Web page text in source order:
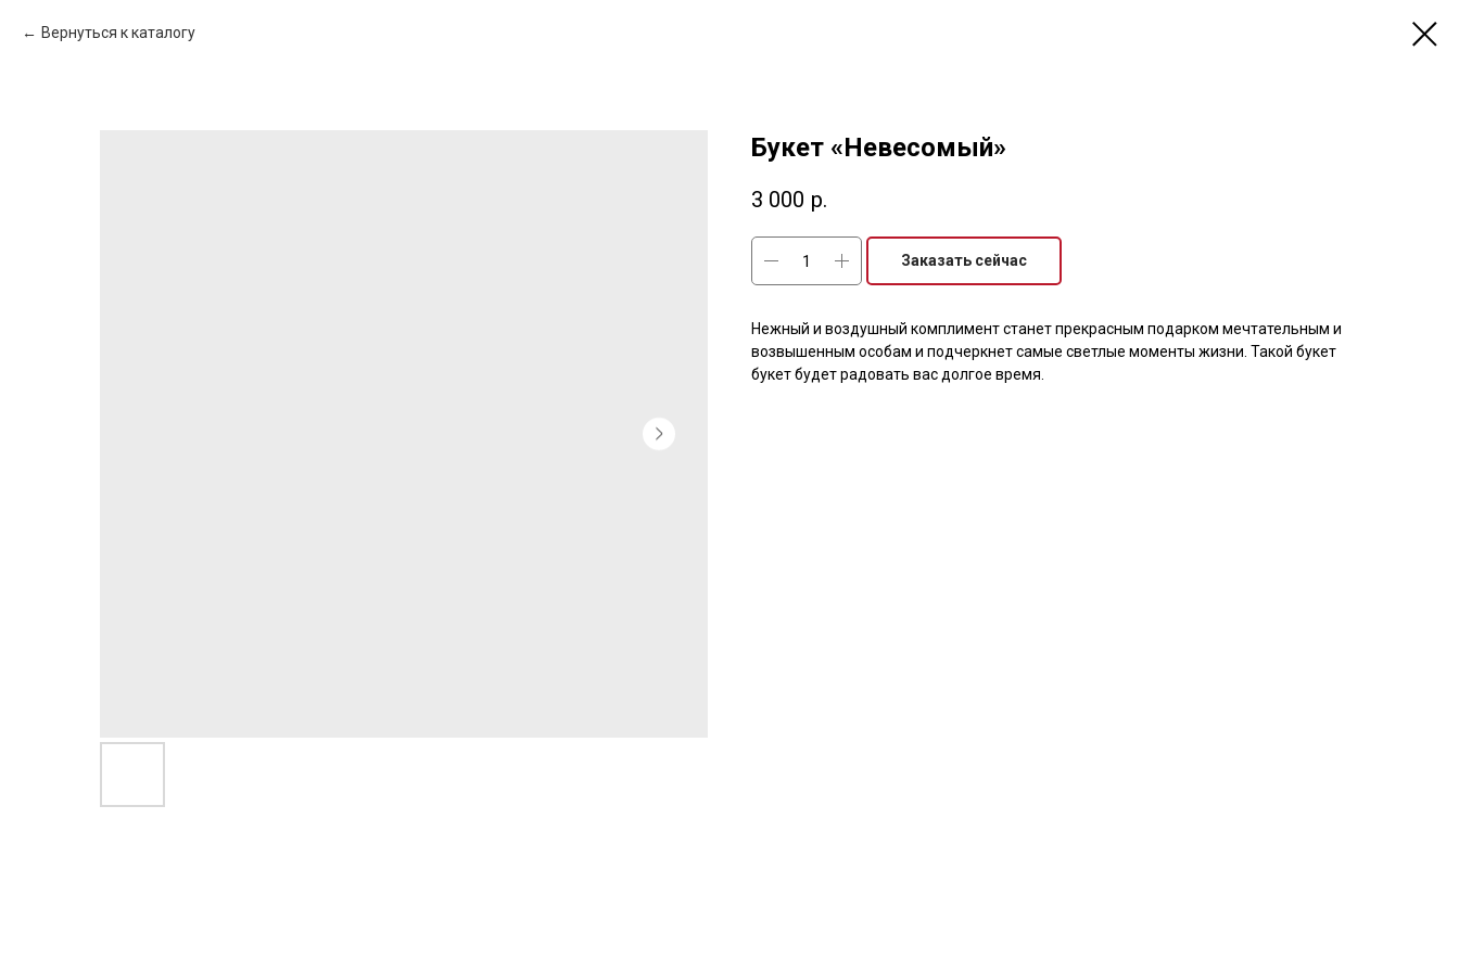
Вернуться к каталогу
Букет «Невесомый»
3 000 р.
Заказать сейчас
Нежный и воздушный комплимент станет прекрасным подарком мечтательным и
возвышенным особам и подчеркнет самые светлые моменты жизни. Такой букет
букет будет радовать вас долгое время.